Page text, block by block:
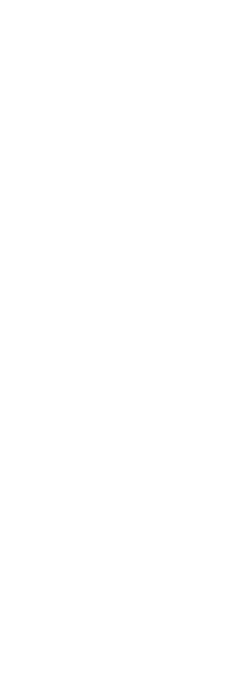
Etapes pour utiliser l’IA dans les phases de
Cas pratique : Utilisation d’un outil d’IA pour
Outils et techniques pour animer des sessions